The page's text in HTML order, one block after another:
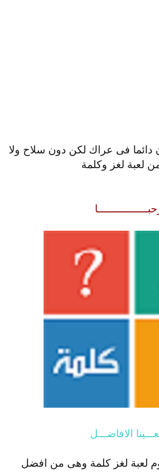
دائما فى عراك لكن دون سلاح ولا
لعبة لغز وكلمة
الافاضـــل
لعبة لغز كلمة وهى من افضل